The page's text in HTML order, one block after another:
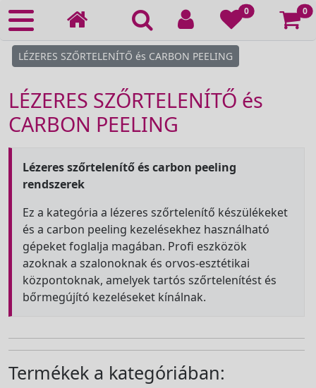
0 0
LÉZERES SZŐRTELENÍTŐ és CARBON PEELING
LÉZERES SZŐRTELENÍTŐ és
CARBON PEELING
Lézeres szőrtelenítő és carbon peeling
rendszerek
Ez a kategória a lézeres szőrtelenítő készülékeket
és a carbon peeling kezelésekhez használható
gépeket foglalja magában. Profi eszközök
azoknak a szalonoknak és orvos-esztétikai
központoknak, amelyek tartós szőrtelenítést és
bőrmegújító kezeléseket kínálnak.
Termékek a kategóriában: